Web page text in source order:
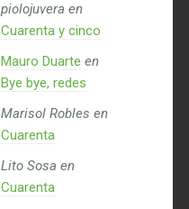
piolojuvera en
Cuarenta y cinco
Mauro Duarte en
Bye bye, redes
Marisol Robles en
Cuarenta
Lito Sosa en
Cuarenta